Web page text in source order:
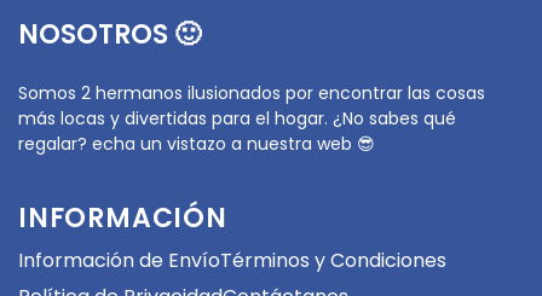
NOSOTROS 🙂
Somos 2 hermanos ilusionados por encontrar las cosas
más locas y divertidas para el hogar. ¿No sabes qué
regalar? echa un vistazo a nuestra web 😎
INFORMACIÓN
Información de EnvíoTérminos y Condiciones